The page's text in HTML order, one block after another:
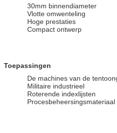
30mm binnendiameter
Vlotte omwenteling
Hoge prestaties
Compact ontwerp
Toepassingen
De machines van de
Militaire industrieel
Roterende indexlijsten
Procesbeheersingsmateriaal